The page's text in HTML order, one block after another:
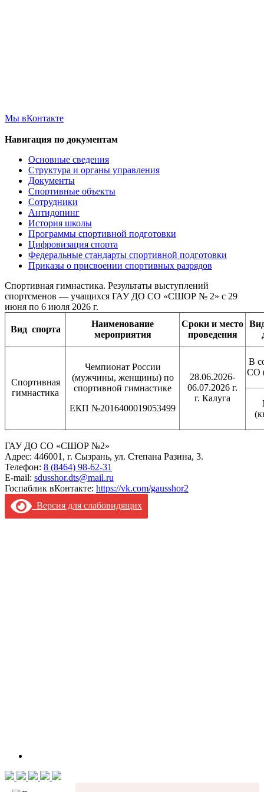
Мы вКонтакте
Навигация по документам
Основные сведения
Структура и органы управления
Документы
Спортивные объекты
Сотрудники
Антидопинг
История школы
Программы спортивной подготовки
Цифровизация спорта
Федеральные стандарты спортивной подготовки
Приказы о присвоении спортивных разрядов
Спортивная гимнастика. Результаты выступлений
спортсменов — учащихся ГАУ ДО СО «СШОР № 2» с 29
июня по 6 июля 2026 г.
Вид спорта
Наименование
мероприятия
Сроки и место
проведения
Спортивная
гимнастика
Чемпионат России
(мужчины, женщины) по
спортивной гимнастике
ЕКП №2016400019053499
28.06.2026-
06.07.2026 г.
г. Калуга
В
СО
ГАУ ДО СО «СШОР №2»
Адрес: 446001, г. Сызрань, ул. Степана Разина, 3.
Телефон: 8 (8464) 98-62-31
E-mail: sdusshor.dts@mail.ru
Госпаблик вКонтакте: https://vk.com/gausshor2
Версия для слабовидящих